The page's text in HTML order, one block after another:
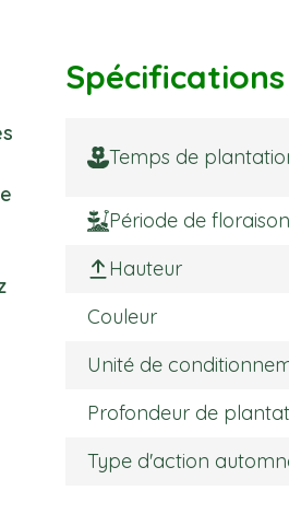
Temps de
Période de floraison
Hauteur
Couleur
Unité de
Profondeur de
Type d'action